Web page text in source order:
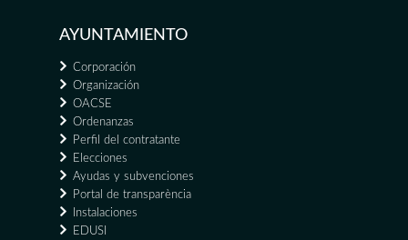
AYUNTAMIENTO
Corporación
Organización
OACSE
Ordenanzas
Perfil del contratante
Elecciones
Ayudas y subvenciones
Portal de transparència
Instalaciones
EDUSI